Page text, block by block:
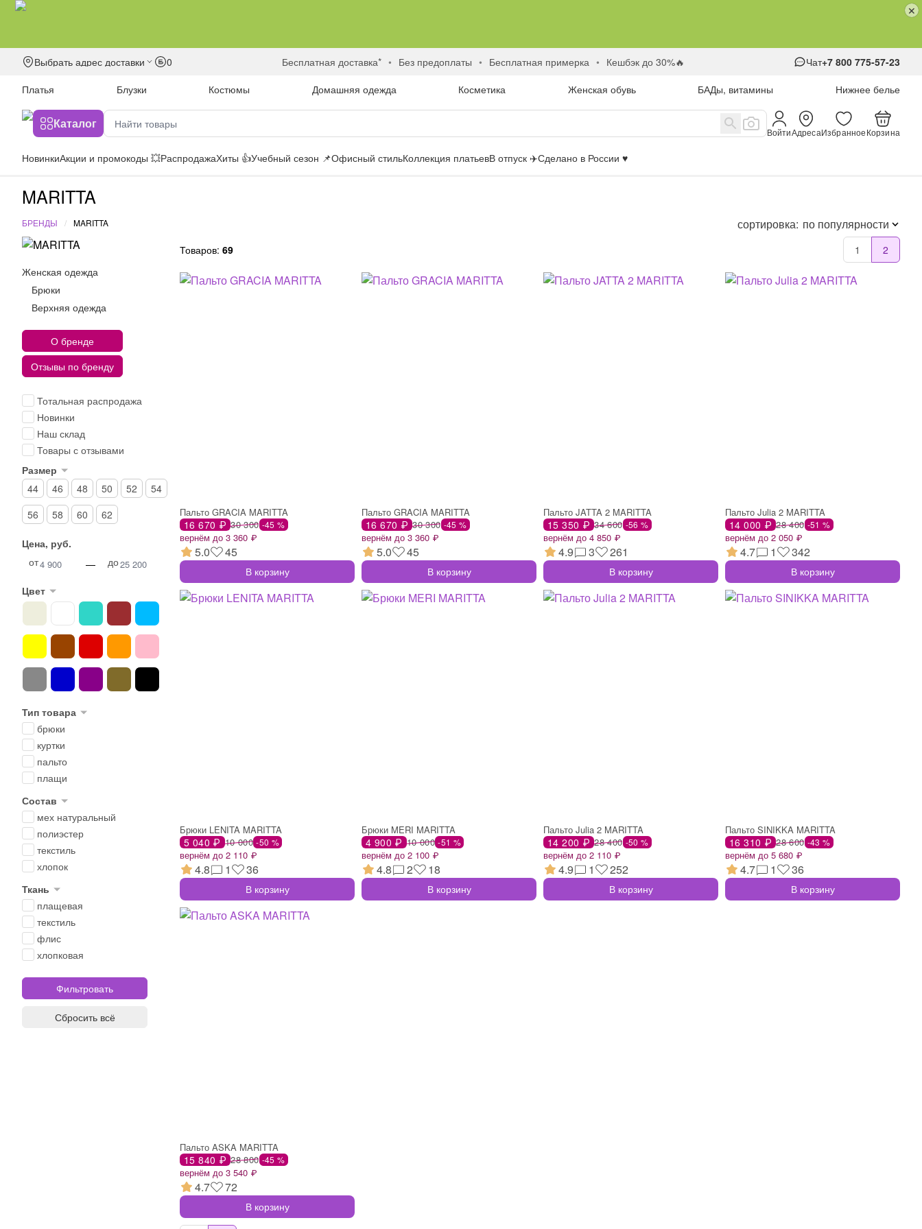
Выбрать адрес доставки 0 бесплатная доставка* без предоплаты бесплатная примерка кешбэк до 30%🔥 Чат+7 800 775-57-23
Платья
Блузки Костюмы Домашняя одежда Косметика Женская обувь БАДы, витамины Нижнее белье
Каталог
ВойтиАдресаИзбранноеКорзина
НовинкиАкции и промокоды 💥РаспродажаХиты 👍Учебный сезон 📌Офисный стильКоллекция платьевВ отпуск ✈️Сделано в России ♥️
MARITTA
сортировка: по популярности
БРЕНДЫ MARITTA
Женская одежда
Брюки
Верхняя одежда
О бренде
Отзывы по бренду
Тотальная распродажа
Новинки
Наш склад
Товары с отзывами
Цена, руб.
от
— до
Размер
44
46 48 50 52
54
56
58 60 62
Цвет
Тип товара
брюки
куртки
пальто
плащи
Состав
мех натуральный
полиэстер
текстиль
хлопок
Ткань
плащевая
текстиль
флис
хлопковая
Сбросить всё
Товаров: 69 1 2
Пальто GRACIA MARITTA
16 670 ₽ 30 300 -45 %
вернём до 3 360 ₽
5.0 45
В корзину
Пальто GRACIA MARITTA
16 670 ₽ 30 300 -45 %
вернём до 3 360 ₽
5.0 45
В корзину
Пальто JATTA 2 MARITTA
15 350 ₽ 34 600 -56 %
вернём до 4 850 ₽
4.9 3 261
В корзину
Пальто Julia 2 MARITTA
14 000 ₽ 28 400 -51 %
вернём до 2 050 ₽
4.7 1 342
В корзину
Брюки LENITA MARITTA
5 040 ₽ 10 000 -50 %
вернём до 2 110 ₽
4.8 1 36
В корзину
Брюки MERI MARITTA
4 900 ₽ 10 000 -51 %
вернём до 2 100 ₽
4.8 2 18
В корзину
Пальто Julia 2 MARITTA
14 200 ₽ 28 400 -50 %
вернём до 2 110 ₽
4.9 1 252
В корзину
Пальто SINIKKA MARITTA
16 310 ₽ 28 600 -43 %
вернём до 5 680 ₽
4.7 1 36
В корзину
Пальто ASKA MARITTA
15 840 ₽ 28 800 -45 %
вернём до 3 540 ₽
4.7 72
В корзину